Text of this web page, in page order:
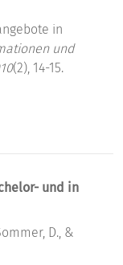
in
und
(2), 14-15.
und in
D., &